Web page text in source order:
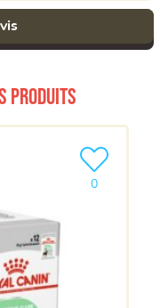
produits
0
Ajouter le